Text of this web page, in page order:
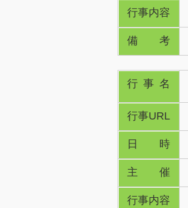
行事内容
備考
行事名
行事URL
日時
主催
行事内容